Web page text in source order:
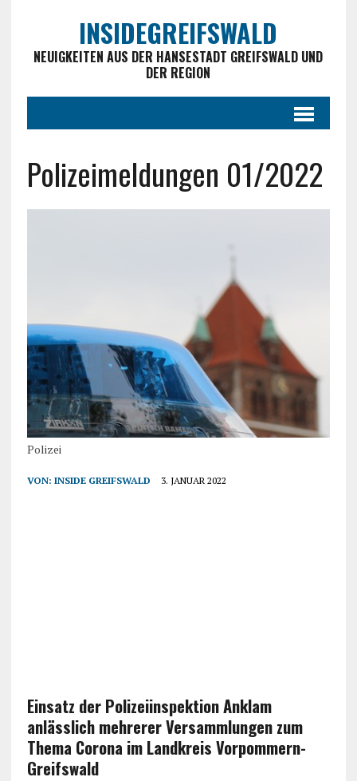
INSIDEGREIFSWALD
NEUIGKEITEN AUS DER HANSESTADT GREIFSWALD UND
DER REGION
Polizeimeldungen 01/2022
Polizei
VON: INSIDE GREIFSWALD 3. JANUAR 2022
Einsatz der Polizeiinspektion Anklam
anlässlich mehrerer Versammlungen zum
Thema Corona im Landkreis Vorpommern-
Greifswald